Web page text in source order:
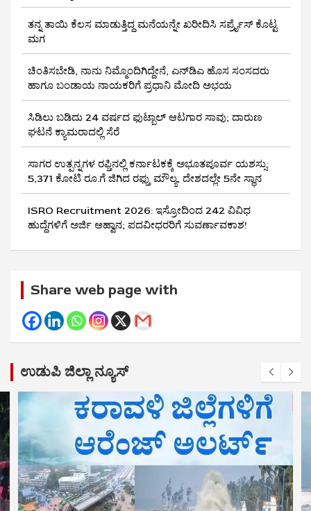
ತನ್ನ ತಾಯಿ ಕೆಲಸ ಮಾಡುತ್ತಿದ್ದ ಮನೆಯನ್ನೇ ಖರೀದಿಸಿ ಸರ್ಪ್ರೈಸ್ ಕೊಟ್ಟ
ಮಗ
ಚಿಂತಿಸಬೇಡಿ, ನಾನು ನಿಮ್ಮೊಂದಿಗಿದ್ದೇನೆ, ಎನ್‌ಡಿಎ ಹೊಸ ಸಂಸದರು
ಹಾಗೂ ಬಂಡಾಯ ನಾಯಕರಿಗೆ ಪ್ರಧಾನಿ ಮೋದಿ ಅಭಯ
ಸಿಡಿಲು ಬಡಿದು 24 ವರ್ಷದ ಫುಟ್ಬಾಲ್ ಆಟಗಾರ ಸಾವು; ದಾರುಣ
ಘಟನೆ ಕ್ಯಾಮರಾದಲ್ಲಿ ಸೆರೆ
ಸಾಗರ ಉತ್ಪನ್ನಗಳ ರಫ್ತಿನಲ್ಲಿ ಕರ್ನಾಟಕಕ್ಕೆ ಅಭೂತಪೂರ್ವ ಯಶಸ್ಸು:
5,371 ಕೋಟಿ ರೂ.ಗೆ ಜಿಗಿದ ರಫ್ತು ಮೌಲ್ಯ, ದೇಶದಲ್ಲೇ 5ನೇ ಸ್ಥಾನ
ISRO Recruitment 2026: ಇಸ್ರೋದಿಂದ 242 ವಿವಿಧ
ಹುದ್ದೆಗಳಿಗೆ ಅರ್ಜಿ ಆಹ್ವಾನ; ಪದವೀಧರರಿಗೆ ಸುವರ್ಣಾವಕಾಶ!
Share web page with
ಉಡುಪಿ ಜಿಲ್ಲಾ ನ್ಯೂಸ್